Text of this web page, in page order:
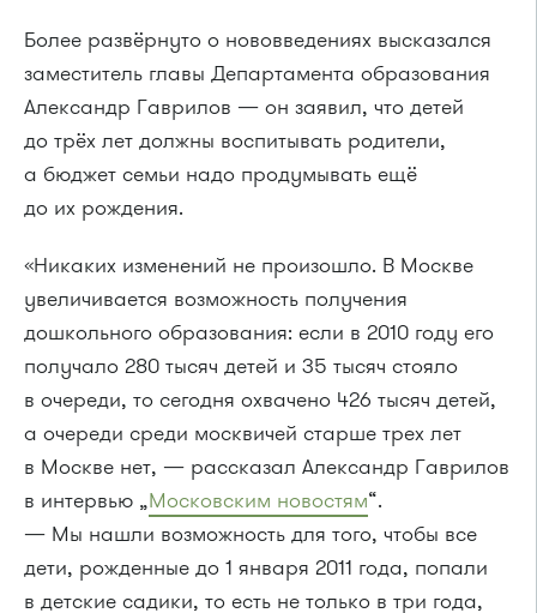
Более развёрнуто о нововведениях высказался
заместитель главы Департамента образования
Александр Гаврилов — он заявил, что детей
до трёх лет должны воспитывать родители,
а бюджет семьи надо продумывать ещё
до их рождения.
«Никаких изменений не произошло. В Москве
увеличивается возможность получения
дошкольного образования: если в 2010 году его
получало 280 тысяч детей и 35 тысяч стояло
в очереди, то сегодня охвачено 426 тысяч детей,
а очереди среди москвичей старше трех лет
в Москве нет, — рассказал Александр Гаврилов
в интервью „Московским новостям“.
— Мы нашли возможность для того, чтобы все
дети, рожденные до 1 января 2011 года, попали
в детские садики, то есть не только в три года,